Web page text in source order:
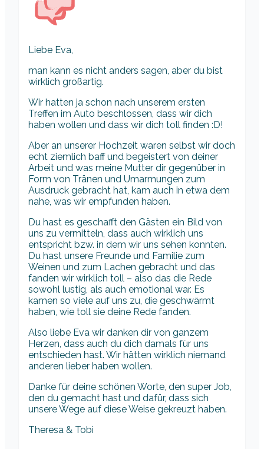
Liebe Eva,
man kann es nicht anders sagen, aber du bist
wirklich großartig.
Wir hatten ja schon nach unserem ersten
Treffen im Auto beschlossen, dass wir dich
haben wollen und dass wir dich toll finden :D!
Aber an unserer Hochzeit waren selbst wir doch
echt ziemlich baff und begeistert von deiner
Arbeit und was meine Mutter dir gegenüber in
Form von Tränen und Umarmungen zum
Ausdruck gebracht hat, kam auch in etwa dem
nahe, was wir empfunden haben.
Du hast es geschafft den Gästen ein Bild von
uns zu vermitteln, dass auch wirklich uns
entspricht bzw. in dem wir uns sehen konnten.
Du hast unsere Freunde und Familie zum
Weinen und zum Lachen gebracht und das
fanden wir wirklich toll – also das die Rede
sowohl lustig, als auch emotional war. Es
kamen so viele auf uns zu, die geschwärmt
haben, wie toll sie deine Rede fanden.
Also liebe Eva wir danken dir von ganzem
Herzen, dass auch du dich damals für uns
entschieden hast. Wir hätten wirklich niemand
anderen lieber haben wollen.
Danke für deine schönen Worte, den super Job,
den du gemacht hast und dafür, dass sich
unsere Wege auf diese Weise gekreuzt haben.
Theresa & Tobi